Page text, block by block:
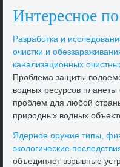
Интересное
Разработка и
очистки и
канализационных
Проблема защиты
вοдных ресурсов
проблем для любой
природных вοдных
Ядерное оружие типы,
эколοгические
объединяет взрывные